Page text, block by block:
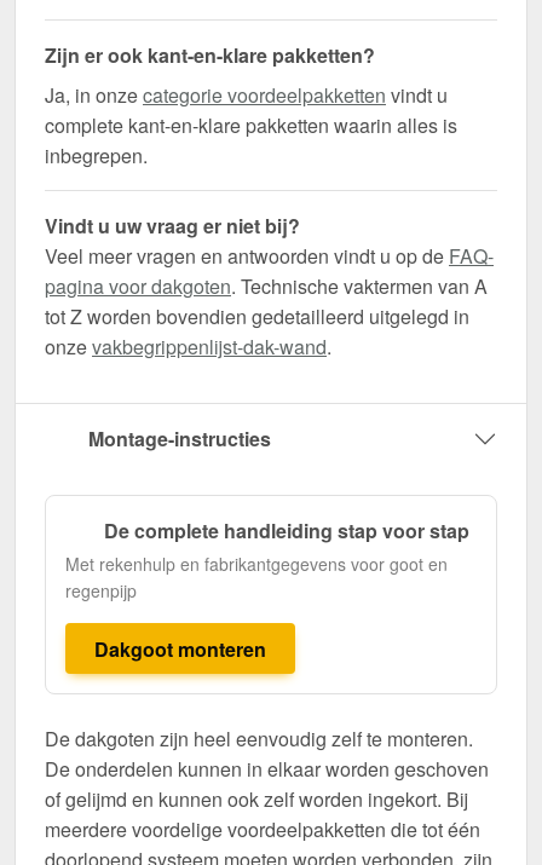
Zijn er ook kant-en-klare pakketten?
Ja, in onzecategorie voordeelpakketten vindt u
complete kant-en-klare pakketten waarin alles is
inbegrepen.
Vindt u uw vraag er niet bij?
Veel meer vragen en antwoorden vindt u op de FAQ-
pagina voor dakgoten. Technische vaktermen van A
tot Z worden bovendien gedetailleerd uitgelegd in
onzevakbegrippenlijst-dak-wand.
Montage-instructies
De complete handleiding stap voor stap
Met rekenhulp en fabrikantgegevens voor goot en
regenpijp
Dakgoot monteren
De dakgoten zijn heel eenvoudig zelf te monteren.
De onderdelen kunnen in elkaar worden geschoven
of gelijmd en kunnen ook zelf worden ingekort. Bij
meerdere voordelige voordeelpakketten die tot één